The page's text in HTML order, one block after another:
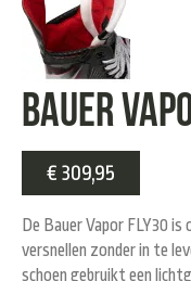
Bauer
€ 309,95
De Bauer Vapor FLY30 is
versnellen zonder in te
schoen gebruikt een